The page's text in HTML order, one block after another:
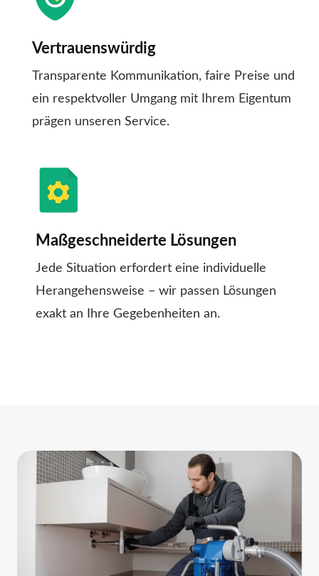
Vertrauenswürdig
Transparente Kommunikation, faire Preise und
ein respektvoller Umgang mit Ihrem Eigentum
prägen unseren Service.
Maßgeschneiderte Lösungen
Jede Situation erfordert eine individuelle
Herangehensweise – wir passen Lösungen
exakt an Ihre Gegebenheiten an.